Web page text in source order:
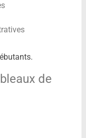
de